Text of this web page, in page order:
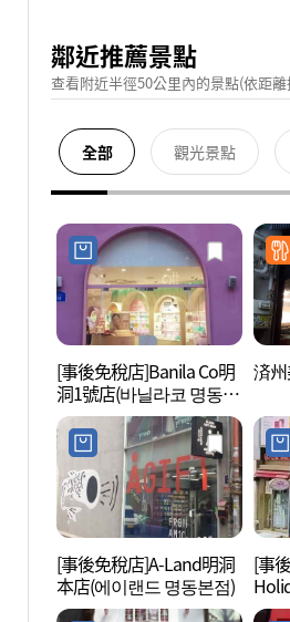
鄰近推薦景點
查看附近半徑50公里內的景點(依距
全部 觀光景點
[事後免稅店]Banila Co明
洞1號店(바닐라코 명동1
호점)
済
[事後免稅店]A-Land明洞
本店(에이랜드 명동본점)
[事
이